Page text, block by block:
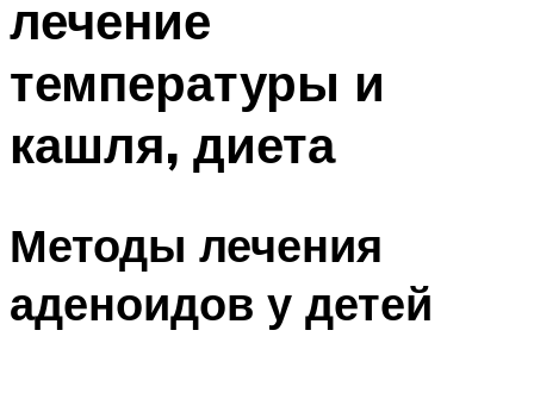
лечение
температуры и
кашля, диета
Методы лечения
аденоидов у детей